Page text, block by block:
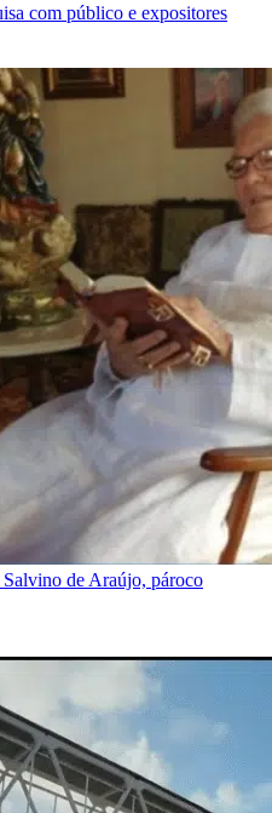
com público e expositores
de Araújo, pároco